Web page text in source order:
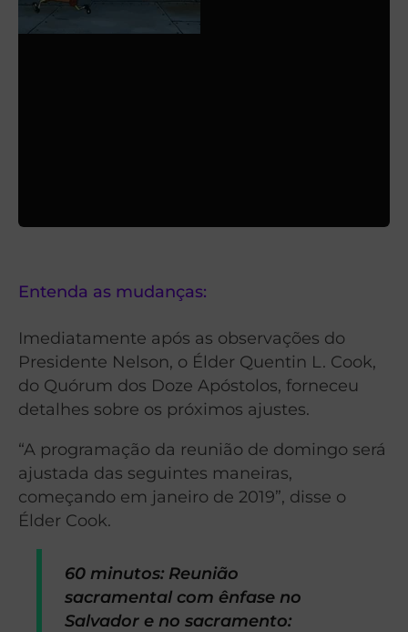
Entenda as mudanças:
Imediatamente após as observações do
Presidente Nelson, o Élder Quentin L. Cook,
do Quórum dos Doze Apóstolos, forneceu
detalhes sobre os próximos ajustes.
“A programação da reunião de domingo será
ajustada das seguintes maneiras,
começando em janeiro de 2019”, disse o
Élder Cook.
60 minutos: Reunião
sacramental com ênfase no
Salvador e no sacramento: